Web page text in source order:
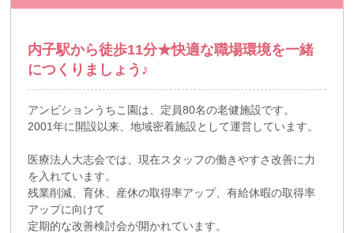
内子駅から徒歩11分★快適な職場環境を一緒
につくりましょう♪
アンビションうちこ園は、定員80名の老健施設です。
2001年に開設以来、地域密着施設として運営しています。
医療法人大志会では、現在スタッフの働きやすさ改善に力
を入れています。
残業削減、育休、産休の取得率アップ、有給休暇の取得率
アップに向けて
定期的な改善検討会が開かれています。